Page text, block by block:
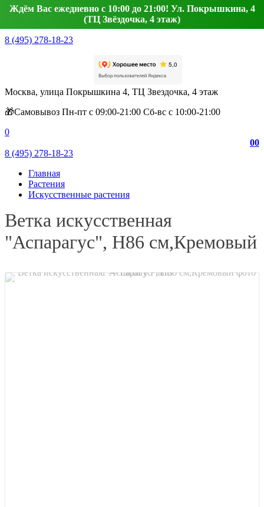
Ждём Вас ежедневно с 10:00 до 21:00! Ул. Покрышкина, 4
(ТЦ Звёздочка, 4 этаж)
8 (495) 278-18-23
Москва, улица Покрышкина 4, ТЦ Звездочка, 4 этаж
🎁Самовывоз Пн-пт с 09:00-21:00 Сб-вс с 10:00-21:00
0
00
8 (495) 278-18-23
Главная
Растения
Искусственные растения
Ветка искусственная
"Аспарагус", Н86 см,Кремовый